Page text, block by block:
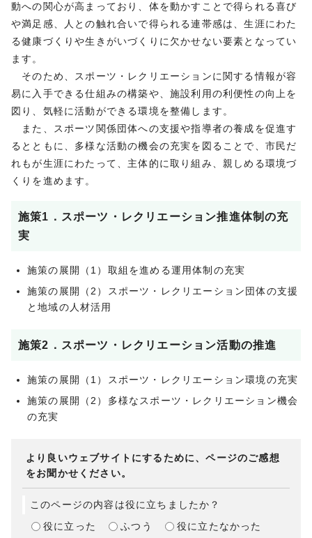
動への関心が高まっており、体を動かすことで得られる喜び
や満足感、人との触れ合いで得られる連帯感は、生涯にわた
る健康づくりや生きがいづくりに欠かせない要素となってい
ます。
そのため、スポーツ・レクリエーションに関する情報が容
易に入手できる仕組みの構築や、施設利用の利便性の向上を
図り、気軽に活動ができる環境を整備します。
また、スポーツ関係団体への支援や指導者の養成を促進す
るとともに、多様な活動の機会の充実を図ることで、市民だ
れもが生涯にわたって、主体的に取り組み、親しめる環境づ
くりを進めます。
施策1．スポーツ・レクリエーション推進体制の充
実
施策の展開（1）取組を進める運用体制の充実
施策の展開（2）スポーツ・レクリエーション団体の支援
と地域の人材活用
施策2．スポーツ・レクリエーション活動の推進
施策の展開（1）スポーツ・レクリエーション環境の充実
施策の展開（2）多様なスポーツ・レクリエーション機会
の充実
より良いウェブサイトにするために、ページのご感想
をお聞かせください。
このページの内容は役に立ちましたか？
役に立った
ふつう 役に立たなかった